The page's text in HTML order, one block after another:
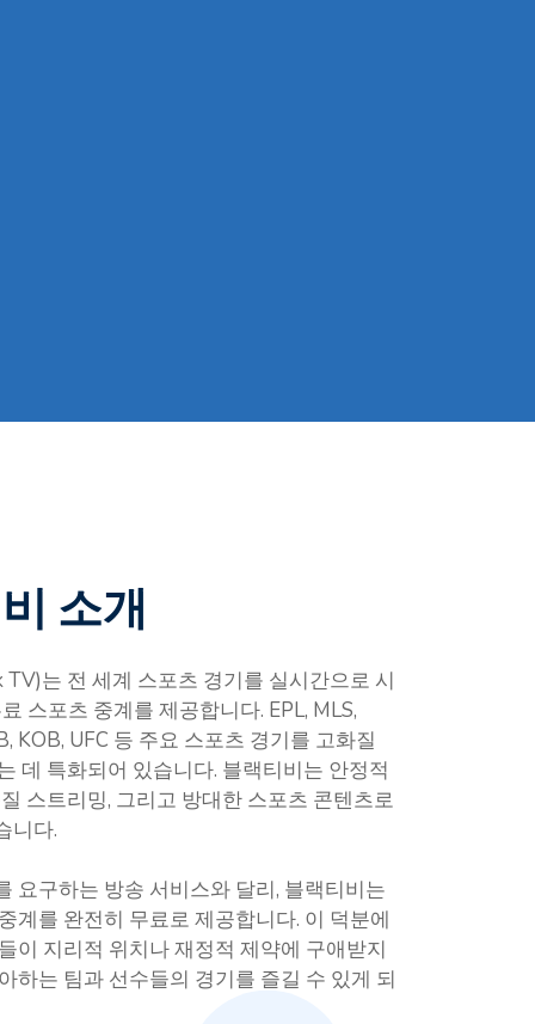
소개
TV)는 전 세계 스포츠 경기를 실시간으로 시
스포츠 중계를 제공합니다. EPL, MLS,
KOB, UFC 등 주요 스포츠 경기를 고화질
데 특화되어 있습니다. 블랙티비는 안정적
스트리밍, 그리고 방대한 스포츠 콘텐츠로
니다.
요구하는 방송 서비스와 달리, 블랙티비는
계를 완전히 무료로 제공합니다. 이 덕분에
이 지리적 위치나 재정적 제약에 구애받지
하는 팀과 선수들의 경기를 즐길 수 있게 되